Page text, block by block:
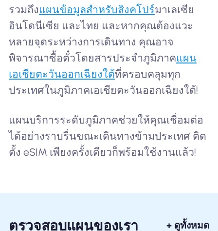
รวมถึงแผนข้อมูลสำหรับสิงคโปร์มาเลเซีย
อินโดนีเซีย และไทย และหากคุณต้องแวะ
หลายจุดระหว่างการเดินทาง คุณอาจ
พิจารณาซื้อตั๋วโดยสารประจำภูมิภาคแผน
เอเชียตะวันออกเฉียงใต้ที่ครอบคลุมทุก
ประเทศในภูมิภาคเอเชียตะวันออกเฉียงใต้!
แผนบริการระดับภูมิภาคช่วยให้คุณเชื่อมต่อ
ได้อย่างราบรื่นขณะเดินทางข้ามประเทศ ติด
ตั้ง eSIM เพียงครั้งเดียวก็พร้อมใช้งานแล้ว!
ตรวจสอบแผนของเรา + ดูทั้งหมด